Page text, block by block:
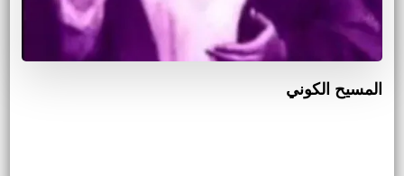
المسيح الكوني